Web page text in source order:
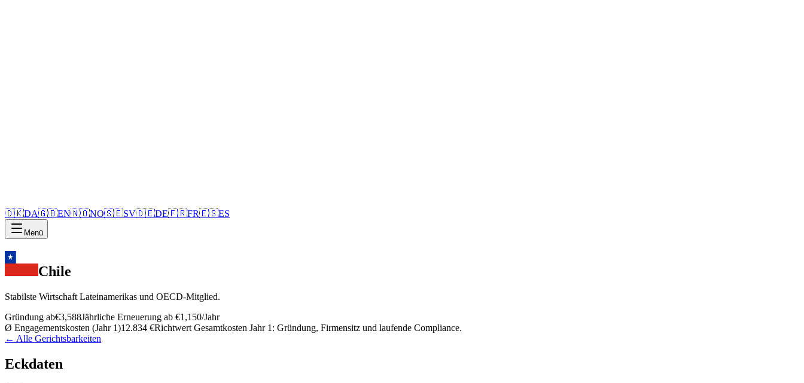
🇩🇰DA🇬🇧EN🇳🇴NO🇸🇪SV🇩🇪DE🇫🇷FR🇪🇸ES
Menü
Chile
Stabilste Wirtschaft Lateinamerikas und OECD-Mitglied.
Gründung ab€3,588Jährliche Erneuerung ab €1,150/Jahr
Ø Engagementskosten (Jahr 1)12.834 €Richtwert Gesamtkosten Jahr 1: Gründung, Firmensitz und laufende Compliance.
← Alle Gerichtsbarkeiten
Eckdaten